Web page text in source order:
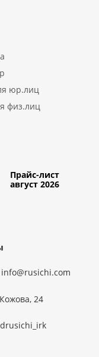
юр.лиц
физ.лиц
Прайс-лист
август 2026
info@rusichi.com
24